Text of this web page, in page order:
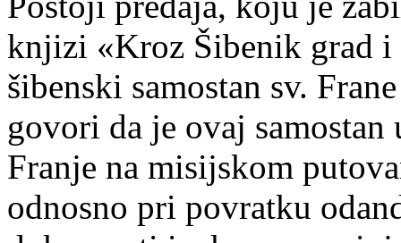
knjizi «Kroz Šibenik grad
šibenski samostan sv.
govori da je ovaj
Franje na misijskom
odnosno pri povratku